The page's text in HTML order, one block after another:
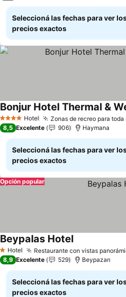
Seleccioná las fechas para ver
precios exactos
4 EstrellasHotel Zonas de recreo para toda
Bonjur Hotel Thermal &
8,5 Excelente 906 Haymana
Seleccioná las fechas para ver
precios exactos
Opción popular
1 Estrellas
Hotel Restaurante con vistas
Beypalas HotelVer precios
8,9 Excelente 529 Beypazarı
Seleccioná las fechas para ver
precios exactos